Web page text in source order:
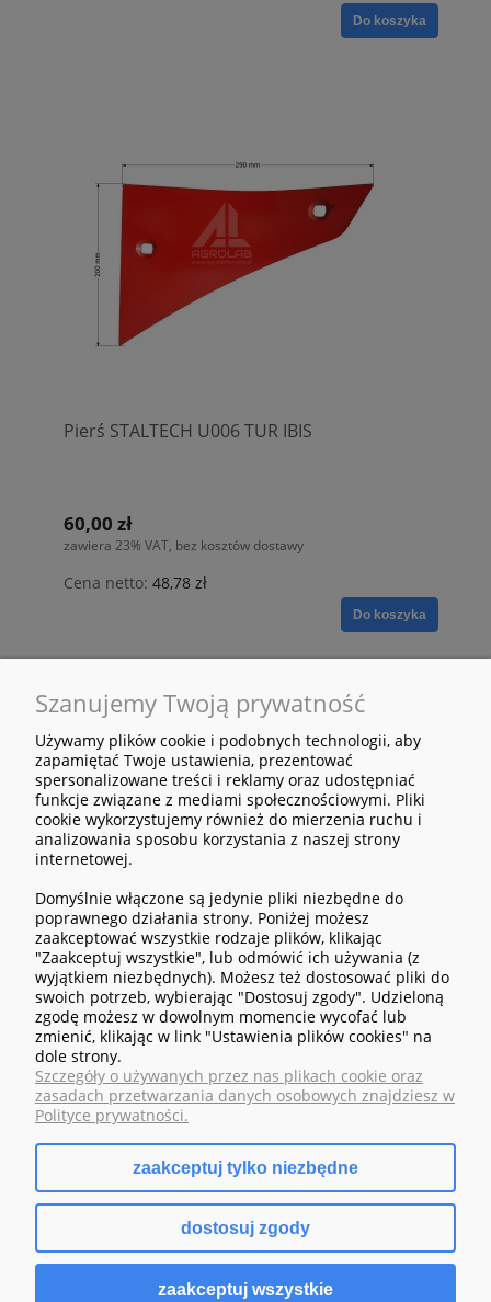
Do koszyka
Pierś STALTECH U006 TUR IBIS
60,00 zł
zawiera 23% VAT, bez kosztów dostawy
Cena netto: 48,78 zł
Do koszyka
« 1 2 3 4 5 ... 12
POMOC
MOJE KONTO
PŁATNOŚCI I DOSTAWA
INFORMACJE
pokaż pełną wersję strony
Szanujemy Twoją prywatność
Używamy plików cookie i podobnych technologii, aby
zapamiętać Twoje ustawienia, prezentować
spersonalizowane treści i reklamy oraz udostępniać
funkcje związane z mediami społecznościowymi. Pliki
cookie wykorzystujemy również do mierzenia ruchu i
analizowania sposobu korzystania z naszej strony
internetowej.
Domyślnie włączone są jedynie pliki niezbędne do
poprawnego działania strony. Poniżej możesz
zaakceptować wszystkie rodzaje plików, klikając
"Zaakceptuj wszystkie", lub odmówić ich używania (z
wyjątkiem niezbędnych). Możesz też dostosować pliki do
swoich potrzeb, wybierając "Dostosuj zgody". Udzieloną
zgodę możesz w dowolnym momencie wycofać lub
zmienić, klikając w link "Ustawienia plików cookies" na
dole strony.
Szczegóły o używanych przez nas plikach cookie oraz
zasadach przetwarzania danych osobowych znajdziesz w
Polityce prywatności.
zaakceptuj tylko niezbędne
dostosuj zgody
zaakceptuj wszystkie